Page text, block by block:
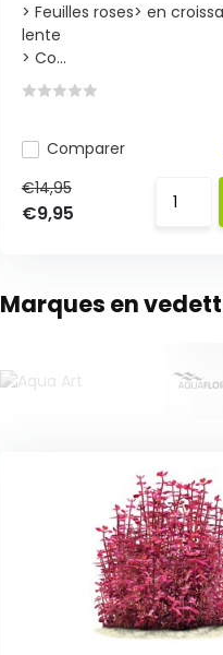
> Feuilles roses> en
lente
> Co...
Comparer
€14,95
€9,95
Marques en